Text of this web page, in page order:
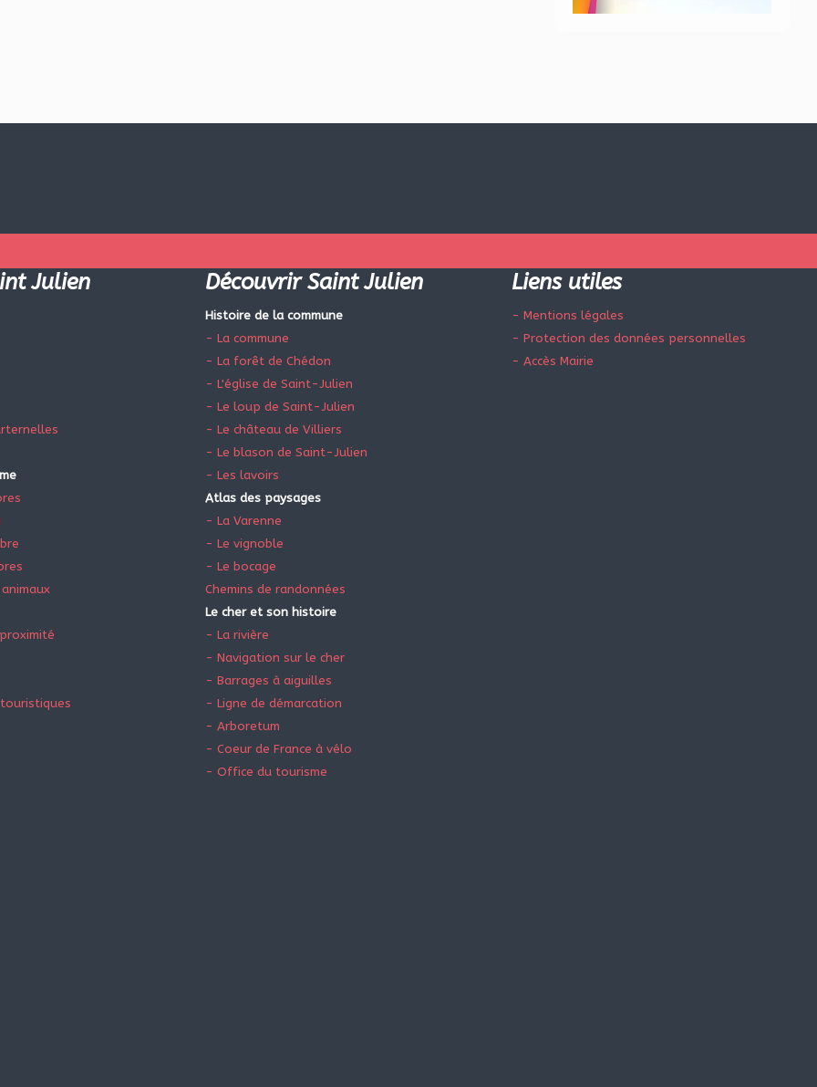
Julien Découvrir Saint Julien Liens utiles
Histoire de la commune
- La commune
- La forêt de Chédon
- L'église de Saint-Julien
- Le loup de Saint-Julien
- Le château de Villiers
- Le blason de Saint-Julien
- Les lavoirs
Atlas des paysages
- La Varenne
- Le vignoble
- Le bocage
Chemins de randonnées
Le cher et son histoire
- La rivière
- Navigation sur le cher
- Barrages à aiguilles
- Ligne de démarcation
- Arboretum
- Coeur de France à vélo
- Office du tourisme
- Mentions légales
- Protection des données personnelles
- Accès Mairie